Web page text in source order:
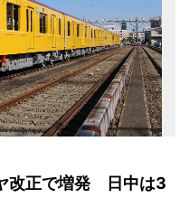
改正で増発 日中は3